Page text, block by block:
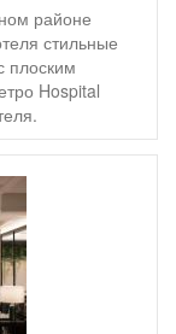
районе
стильные
плоским
Hospital